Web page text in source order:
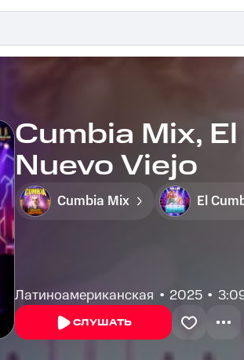
Cumbia Mix,
Nuevo Viejo
Cumbia Mix El
Латиноамериканская 2025
СЛУШАТЬ